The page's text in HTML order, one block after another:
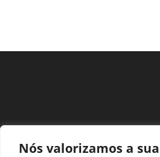
Nós valorizamos a